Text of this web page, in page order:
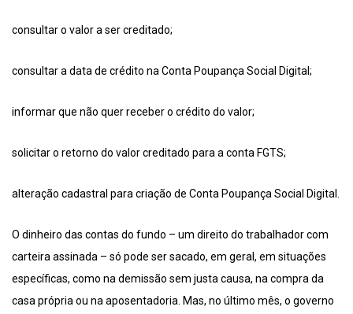
consultar o valor a ser creditado;
consultar a data de crédito na Conta Poupança Social Digital;
informar que não quer receber o crédito do valor;
solicitar o retorno do valor creditado para a conta FGTS;
alteração cadastral para criação de Conta Poupança Social Digital.
O dinheiro das contas do fundo – um direito do trabalhador com
carteira assinada – só pode ser sacado, em geral, em situações
específicas, como na demissão sem justa causa, na compra da
casa própria ou na aposentadoria. Mas, no último mês, o governo